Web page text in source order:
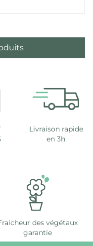
Livraison rapide
en 3h
des végétaux
garantie